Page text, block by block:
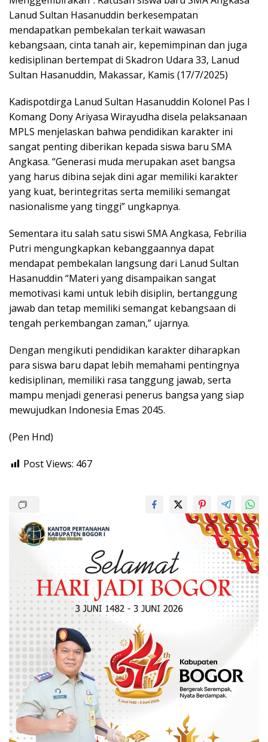
Lanud Sultan Hasanuddin berkesempatan
mendapatkan pembekalan terkait wawasan
kebangsaan, cinta tanah air, kepemimpinan dan juga
kedisiplinan bertempat di Skadron Udara 33, Lanud
Sultan Hasanuddin, Makassar, Kamis (17/7/2025)
Kadispotdirga Lanud Sultan Hasanuddin Kolonel Pas I
Komang Dony Ariyasa Wirayudha disela pelaksanaan
MPLS menjelaskan bahwa pendidikan karakter ini
sangat penting diberikan kepada siswa baru SMA
Angkasa. “Generasi muda merupakan aset bangsa
yang harus dibina sejak dini agar memiliki karakter
yang kuat, berintegritas serta memiliki semangat
nasionalisme yang tinggi” ungkapnya.
Sementara itu salah satu siswi SMA Angkasa, Febrilia
Putri mengungkapkan kebanggaannya dapat
mendapat pembekalan langsung dari Lanud Sultan
Hasanuddin “Materi yang disampaikan sangat
memotivasi kami untuk lebih disiplin, bertanggung
jawab dan tetap memiliki semangat kebangsaan di
tengah perkembangan zaman,” ujarnya.
Dengan mengikuti pendidikan karakter diharapkan
para siswa baru dapat lebih memahami pentingnya
kedisiplinan, memiliki rasa tanggung jawab, serta
mampu menjadi generasi penerus bangsa yang siap
mewujudkan Indonesia Emas 2045.
(Pen Hnd)
Post Views: 467